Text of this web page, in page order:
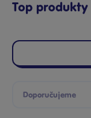
Top produkty